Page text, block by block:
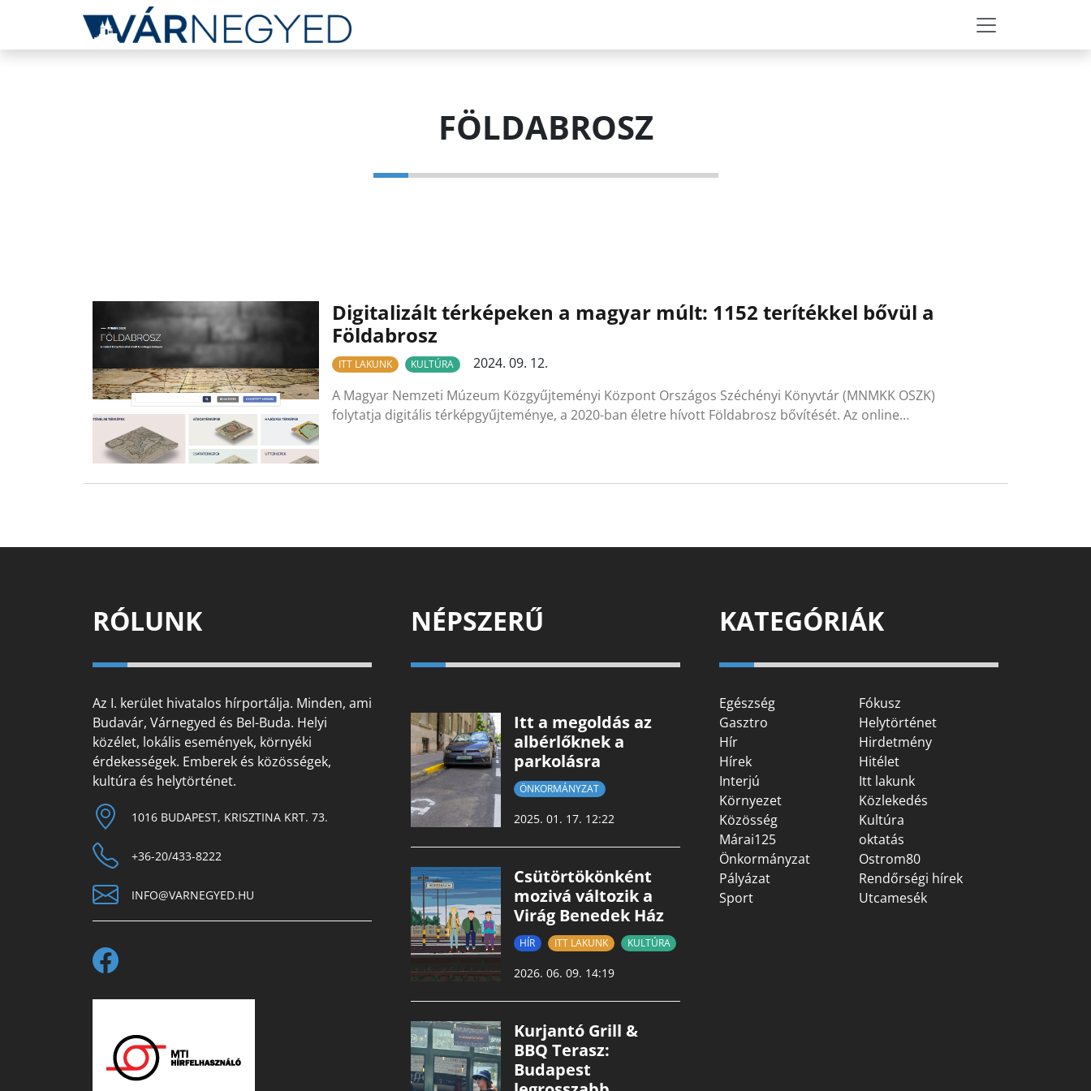
FÖLDABROSZ
Digitalizált térképeken a magyar múlt: 1152 terítékkel bővül a
Földabrosz
ITT LAKUNK KULTÚRA
2024. 09. 12.
A Magyar Nemzeti Múzeum Közgyűjteményi Központ Országos Széchényi Könyvtár (MNMKK OSZK)
folytatja digitális térképgyűjteménye, a 2020-ban életre hívott Földabrosz bővítését. Az online…
RÓLUNK
Az I. kerület hivatalos hírportálja. Minden, ami
Budavár, Várnegyed és Bel-Buda. Helyi
közélet, lokális események, környéki
érdekességek. Emberek és közösségek,
kultúra és helytörténet.
1016 BUDAPEST, KRISZTINA KRT. 73.
+36-20/433-8222
INFO@VARNEGYED.HU
NÉPSZERŰ
Itt a megoldás az
albérlőknek a
parkolásra
ÖNKORMÁNYZAT
2025. 01. 17. 12:22
Csütörtökönként
mozivá változik a
Virág Benedek Ház
HÍR ITT LAKUNK KULTÚRA
2026. 06. 09. 14:19
Kurjantó Grill &
BBQ Terasz:
Budapest
KATEGÓRIÁK
Egészség
Fókusz
Gasztro
Helytörténet
Hír
Hirdetmény
Hírek
Hitélet
Interjú
Itt lakunk
Környezet
Közlekedés
Közösség
Kultúra
Márai125
oktatás
Önkormányzat
Ostrom80
Pályázat
Rendőrségi hírek
Sport
Utcamesék